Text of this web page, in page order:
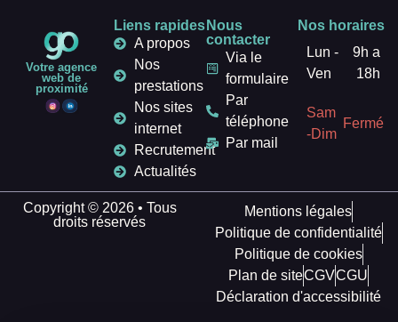
Votre agence
web de
proximité
Liens rapides
A propos
Nos
prestations
Nos sites
internet
Recrutement
Actualités
Nous
contacter
Via le
formulaire
Par
téléphone
Par mail
Nos horaires
Lun -
Ven
9h a
18h
Sam
-Dim
Fermé
Copyright © 2026 • Tous
droits réservés
Mentions légales
Politique de confidentialité
Politique de cookies
Plan de siteCGVCGU
Déclaration d'accessibilité